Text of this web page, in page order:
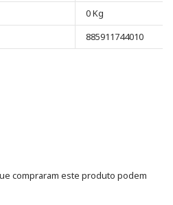
0 Kg
885911744010
compraram este produto podem